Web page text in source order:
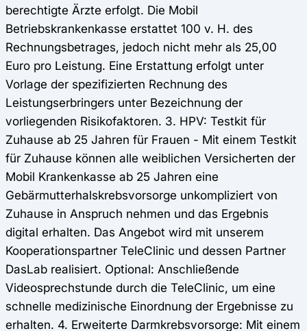
berechtigte Ärzte erfolgt. Die Mobil
Betriebskrankenkasse erstattet 100 v. H. des
Rechnungsbetrages, jedoch nicht mehr als 25,00
Euro pro Leistung. Eine Erstattung erfolgt unter
Vorlage der spezifizierten Rechnung des
Leistungserbringers unter Bezeichnung der
vorliegenden Risikofaktoren. 3. HPV: Testkit für
Zuhause ab 25 Jahren für Frauen - Mit einem Testkit
für Zuhause können alle weiblichen Versicherten der
Mobil Krankenkasse ab 25 Jahren eine
Gebärmutterhalskrebsvorsorge unkompliziert von
Zuhause in Anspruch nehmen und das Ergebnis
digital erhalten. Das Angebot wird mit unserem
Kooperationspartner TeleClinic und dessen Partner
DasLab realisiert. Optional: Anschließende
Videosprechstunde durch die TeleClinic, um eine
schnelle medizinische Einordnung der Ergebnisse zu
erhalten. 4. Erweiterte Darmkrebsvorsorge: Mit einem